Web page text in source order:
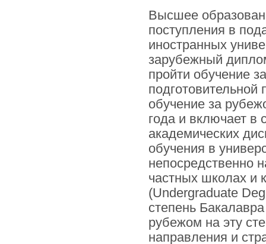
Высшее
поступления в
иностранных
зарубежный
пройти обучение
обучение за
года и включает в
академических
обучения в
непосредственно
частных школах и
(Undergraduate
степень
рубежом на эту
направления и